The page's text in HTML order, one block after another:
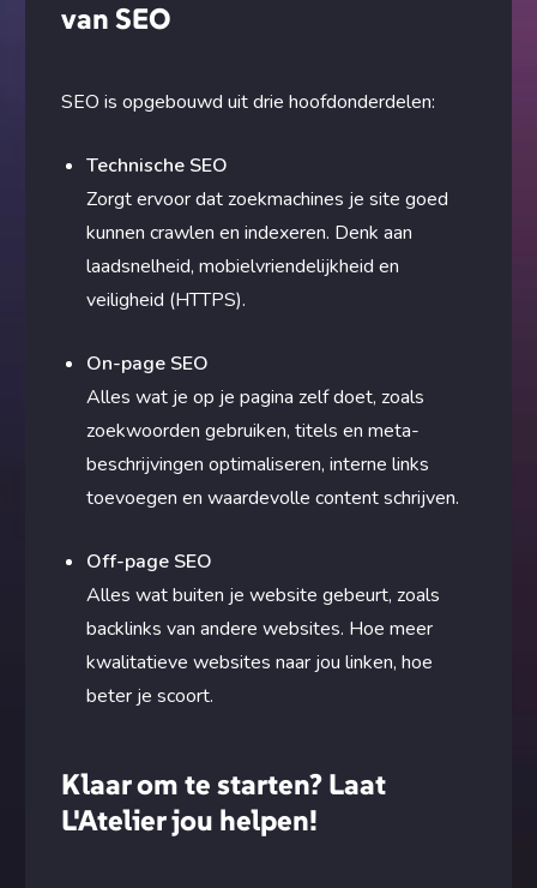
van SEO
SEO is opgebouwd uit drie hoofdonderdelen:
Technische SEO
Zorgt ervoor dat zoekmachines je site goed
kunnen crawlen en indexeren. Denk aan
laadsnelheid, mobielvriendelijkheid en
veiligheid (HTTPS).
On-page SEO
Alles wat je op je pagina zelf doet, zoals
zoekwoorden gebruiken, titels en meta-
beschrijvingen optimaliseren, interne links
toevoegen en waardevolle content schrijven.
Off-page SEO
Alles wat buiten je website gebeurt, zoals
backlinks van andere websites. Hoe meer
kwalitatieve websites naar jou linken, hoe
beter je scoort.
Klaar om te starten? Laat
L'Atelier jou helpen!